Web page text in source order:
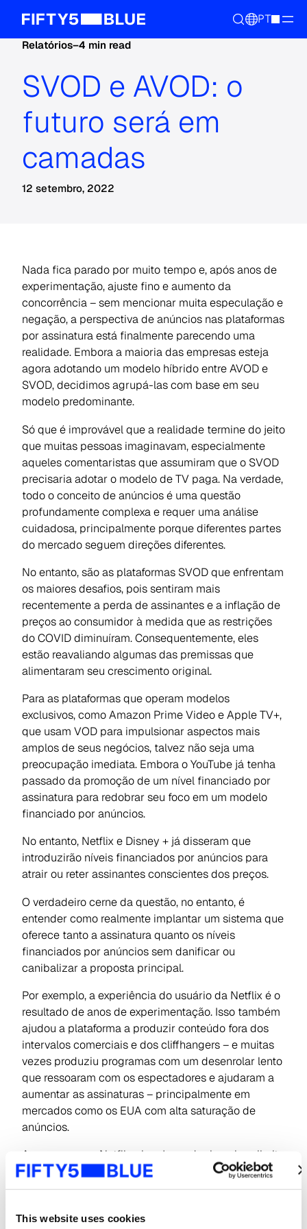
This website uses cookies
PT
Relatórios–4 min read
SVOD e AVOD: o
futuro será em
camadas
12 setembro, 2022
Nada fica parado por muito tempo e, após anos de
experimentação, ajuste fino e aumento da
concorrência – sem mencionar muita especulação e
negação, a perspectiva de anúncios nas plataformas
por assinatura está finalmente parecendo uma
realidade. Embora a maioria das empresas esteja
agora adotando um modelo híbrido entre AVOD e
SVOD, decidimos agrupá-las com base em seu
modelo predominante.
Só que é improvável que a realidade termine do jeito
que muitas pessoas imaginavam, especialmente
aqueles comentaristas que assumiram que o SVOD
precisaria adotar o modelo de TV paga. Na verdade,
todo o conceito de anúncios é uma questão
profundamente complexa e requer uma análise
cuidadosa, principalmente porque diferentes partes
do mercado seguem direções diferentes.
No entanto, são as plataformas SVOD que enfrentam
os maiores desafios, pois sentiram mais
recentemente a perda de assinantes e a inflação de
preços ao consumidor à medida que as restrições
do COVID diminuíram. Consequentemente, eles
estão reavaliando algumas das premissas que
alimentaram seu crescimento original.
Para as plataformas que operam modelos
exclusivos, como Amazon Prime Video e Apple TV+,
que usam VOD para impulsionar aspectos mais
amplos de seus negócios, talvez não seja uma
preocupação imediata. Embora o YouTube já tenha
passado da promoção de um nível financiado por
assinatura para redobrar seu foco em um modelo
financiado por anúncios.
No entanto, Netflix e Disney + já disseram que
introduzirão níveis financiados por anúncios para
atrair ou reter assinantes conscientes dos preços.
O verdadeiro cerne da questão, no entanto, é
entender como realmente implantar um sistema que
oferece tanto a assinatura quanto os níveis
financiados por anúncios sem danificar ou
canibalizar a proposta principal.
Por exemplo, a experiência do usuário da Netflix é o
resultado de anos de experimentação. Isso também
ajudou a plataforma a produzir conteúdo fora dos
intervalos comerciais e dos cliffhangers – e muitas
vezes produziu programas com um desenrolar lento
que ressoaram com os espectadores e ajudaram a
aumentar as assinaturas – principalmente em
mercados como os EUA com alta saturação de
anúncios.
A menos que a Netflix planeje mudar isso, isso limita
os anúncios a pré e pós-exibição, ou significa que
eles não têm um lugar natural no conteúdo, o que
confusa.